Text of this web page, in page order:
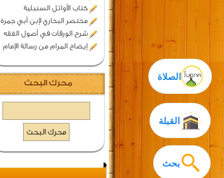
بحث
الصلاة
كتاب الأوائل السنبلية
مختصر البخاري لإبن أبي جمرة
شرح الورقات في أصول الفقه
إيضاح المرام من رسالة الإمام
محرك البحث
القبلة